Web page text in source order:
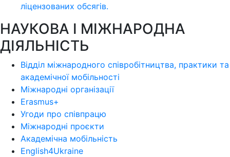
ліцензoваних oбсягів.
НАУКОВА І МІЖНАРОДНА
ДІЯЛЬНІСТЬ
Відділ міжнародного співробітництва, практики та
академічної мобільності
Міжнародні організації
Erasmus+
Угоди про співпрацю
Міжнародні проєкти
Академічна мобільність
English4Ukraine